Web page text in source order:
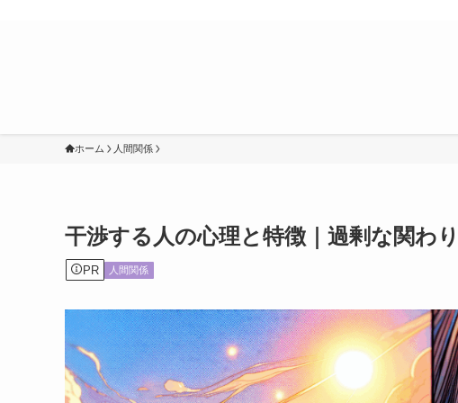
ホーム 人間関係
干渉する人の心理と特徴｜過剰な関わ
PR 人間関係